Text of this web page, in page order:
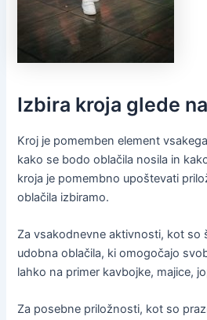
Izbira kroja glede
Kroj je pomemben element
kako se bodo oblačila nosila in
kroja je pomembno upoštevati
oblačila izbiramo.
Za vsakodnevne aktivnosti, kot so
udobna oblačila, ki omogočajo
lahko na primer kavbojke, majice,
Za posebne priložnosti, kot so